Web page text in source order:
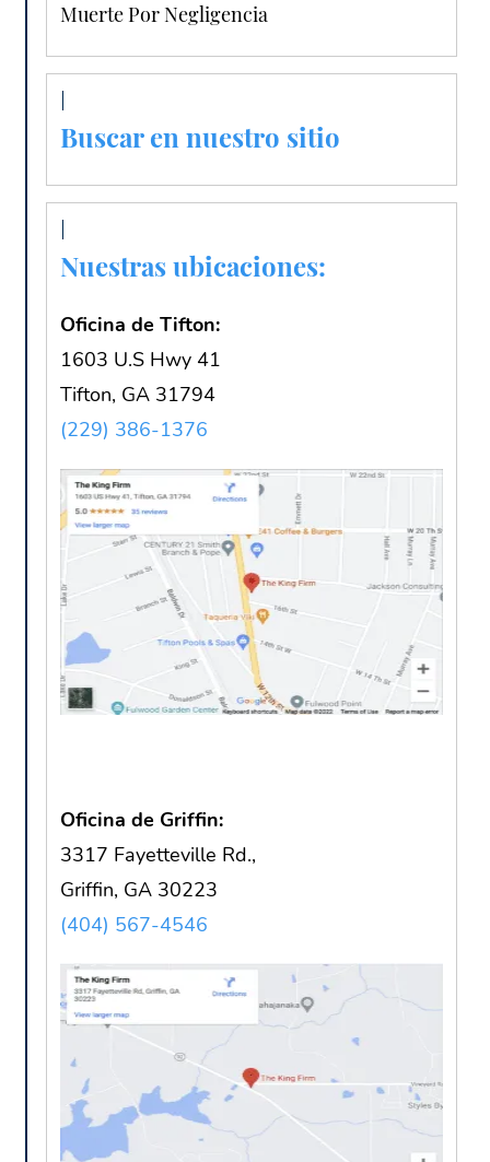
Muerte Por Negligencia
Buscar en nuestro sitio
Nuestras ubicaciones:
Oficina de Tifton:
1603 U.S Hwy 41
Tifton, GA 31794
(229) 386-1376
Oficina de Griffin:
3317 Fayetteville Rd.,
Griffin, GA 30223
(404) 567-4546